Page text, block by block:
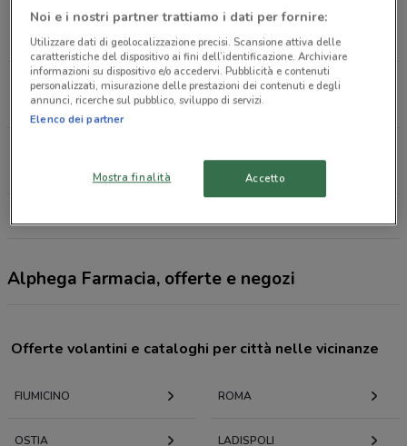
Via Boccea 184 Roma
9.7 km
APERTO
Viale Donato Bramante, 49 Fiumicino
11.2 km
APERTO
11.9 km
APERTO
Alphega Farmacia, offerte e negozi
Offerte volantini e cataloghi per città nelle vicinanze
FIUMICINO ROMA
OSTIA LADISPOLI
Noi e i nostri partner trattiamo i dati per fornire:
Utilizzare dati di geolocalizzazione precisi. Scansione attiva delle
caratteristiche del dispositivo ai fini dell’identificazione. Archiviare
informazioni su dispositivo e/o accedervi. Pubblicità e contenuti
personalizzati, misurazione delle prestazioni dei contenuti e degli
annunci, ricerche sul pubblico, sviluppo di servizi.
Elenco dei partner
Mostra finalità Accetto